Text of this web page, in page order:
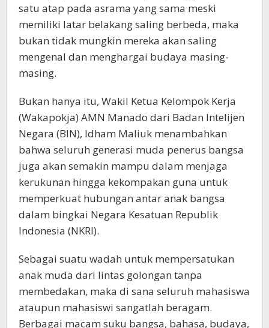
satu atap pada asrama yang sama meski
memiliki latar belakang saling berbeda, maka
bukan tidak mungkin mereka akan saling
mengenal dan menghargai budaya masing-
masing.
Bukan hanya itu, Wakil Ketua Kelompok Kerja
(Wakapokja) AMN Manado dari Badan Intelijen
Negara (BIN), Idham Maliuk menambahkan
bahwa seluruh generasi muda penerus bangsa
juga akan semakin mampu dalam menjaga
kerukunan hingga kekompakan guna untuk
memperkuat hubungan antar anak bangsa
dalam bingkai Negara Kesatuan Republik
Indonesia (NKRI).
Sebagai suatu wadah untuk mempersatukan
anak muda dari lintas golongan tanpa
membedakan, maka di sana seluruh mahasiswa
ataupun mahasiswi sangatlah beragam.
Berbagai macam suku bangsa, bahasa, budaya,